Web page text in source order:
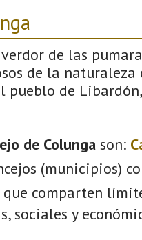
de las
de la naturaleza
pueblo de
de Colunga son:
(municipios)
comparten
sociales y